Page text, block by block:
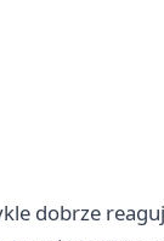
dobrze